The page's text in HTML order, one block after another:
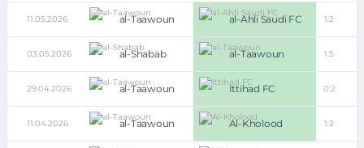
11.05.2026 al-Taawoun al-Ahli Saudi FC 1:2
03.05.2026 al-Shabab al-Taawoun 1:5
29.04.2026 al-Taawoun Ittihad FC 0:2
11.04.2026 al-Taawoun Al-Kholood 1:2